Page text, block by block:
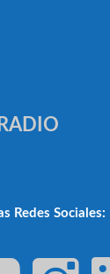
Redes Sociales: